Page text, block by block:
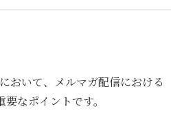
おいて、メルマガ配信における
なポイントです。